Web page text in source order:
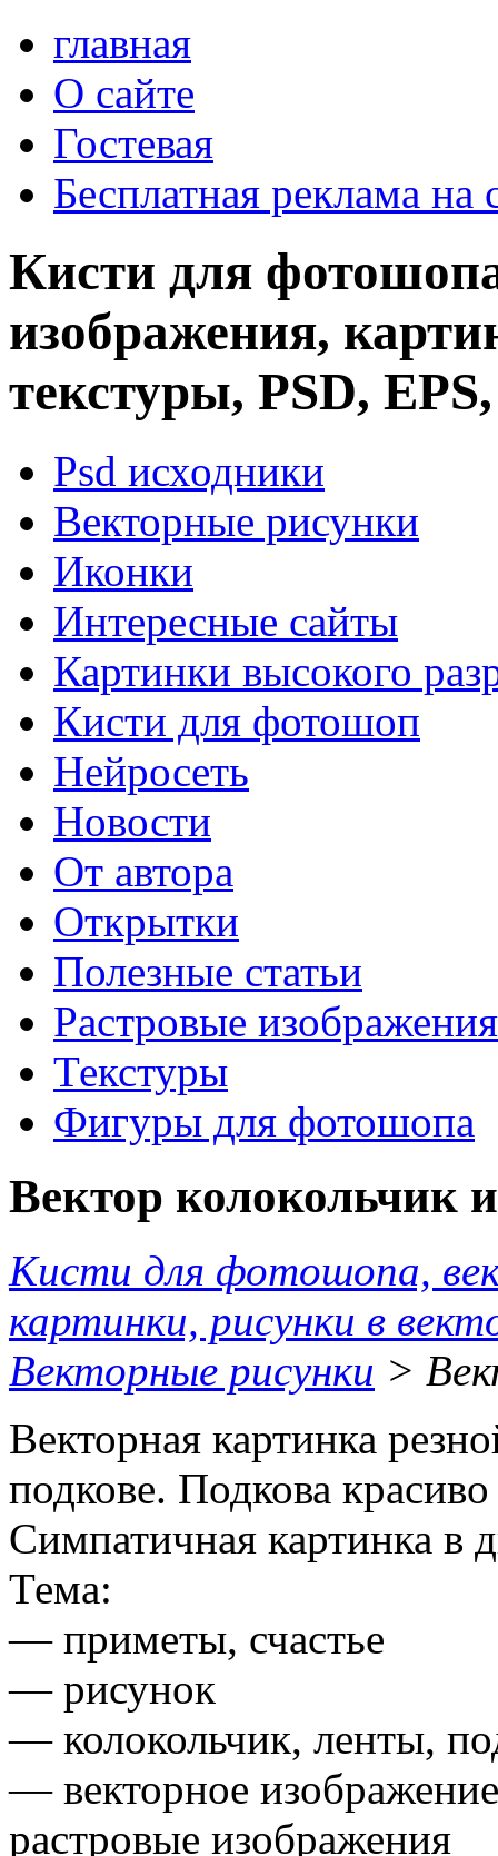
главная
О сайте
Гостевая
Бесплатная реклама на
Кисти для
изображения,
текстуры, PSD,
Psd исходники
Векторные рисунки
Иконки
Интересные сайты
Картинки высокого
Кисти для фотошоп
Нейросеть
Новости
От автора
Открытки
Полезные статьи
Растровые изображения
Текстуры
Фигуры для фотошопа
Вектор колокольчик
Кисти для фотошопа,
картинки, рисунки в
Векторные рисунки >
Векторная картинка
подкове. Подкова
Симпатичная картинка в
Тема:
— приметы, счастье
— рисунок
— колокольчик, ленты,
— векторное
растровые изображения